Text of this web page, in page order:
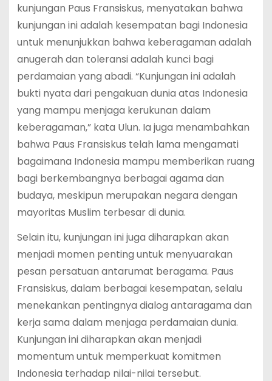
kunjungan Paus Fransiskus, menyatakan bahwa
kunjungan ini adalah kesempatan bagi Indonesia
untuk menunjukkan bahwa keberagaman adalah
anugerah dan toleransi adalah kunci bagi
perdamaian yang abadi. “Kunjungan ini adalah
bukti nyata dari pengakuan dunia atas Indonesia
yang mampu menjaga kerukunan dalam
keberagaman,” kata Ulun. Ia juga menambahkan
bahwa Paus Fransiskus telah lama mengamati
bagaimana Indonesia mampu memberikan ruang
bagi berkembangnya berbagai agama dan
budaya, meskipun merupakan negara dengan
mayoritas Muslim terbesar di dunia.
Selain itu, kunjungan ini juga diharapkan akan
menjadi momen penting untuk menyuarakan
pesan persatuan antarumat beragama. Paus
Fransiskus, dalam berbagai kesempatan, selalu
menekankan pentingnya dialog antaragama dan
kerja sama dalam menjaga perdamaian dunia.
Kunjungan ini diharapkan akan menjadi
momentum untuk memperkuat komitmen
Indonesia terhadap nilai-nilai tersebut.